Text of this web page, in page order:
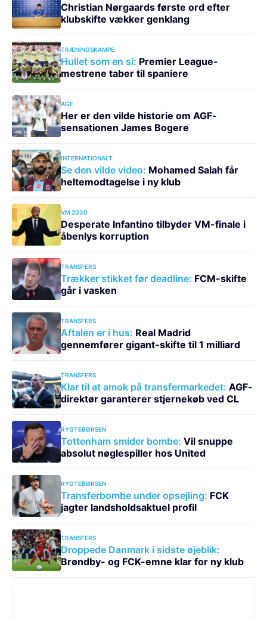
Christian Nørgaards første ord efter
klubskifte vækker genklang
TRÆNINGSKAMPE
Hullet som en si: Premier League-
mestrene taber til spaniere
AGF
Her er den vilde historie om AGF-
sensationen James Bogere
INTERNATIONALT
Se den vilde video: Mohamed Salah får
heltemodtagelse i ny klub
VM 2030
Desperate Infantino tilbyder VM-finale i
åbenlys korruption
TRANSFERS
Trækker stikket før deadline: FCM-skifte
går i vasken
TRANSFERS
Aftalen er i hus: Real Madrid
gennemfører gigant-skifte til 1 milliard
TRANSFERS
Klar til at amok på transfermarkedet: AGF-
direktør garanterer stjernekøb ved CL
RYGTEBØRSEN
Tottenham smider bombe: Vil snuppe
absolut nøglespiller hos United
RYGTEBØRSEN
Transferbombe under opsejling: FCK
jagter landsholdsaktuel profil
TRANSFERS
Droppede Danmark i sidste øjeblik:
Brøndby- og FCK-emne klar for ny klub